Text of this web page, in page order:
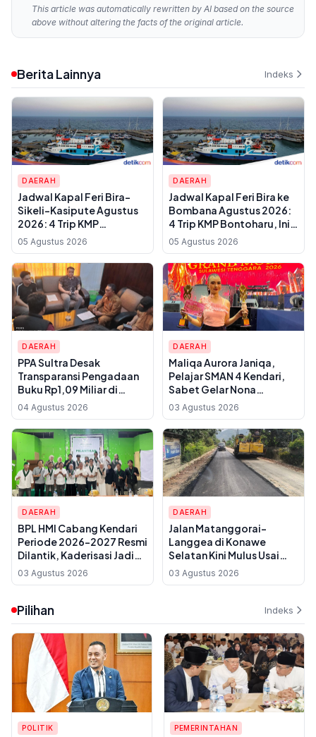
This article was automatically rewritten by AI based on the source
above without altering the facts of the original article.
Berita Lainnya Indeks
DAERAH
Jadwal Kapal Feri Bira-
Sikeli-Kasipute Agustus
2026: 4 Trip KMP
Bontoharu dan Rincian
Harga Tiket Dewasa
hingga Kendaraan
Golongan IX
05 Agustus 2026
DAERAH
Jadwal Kapal Feri Bira ke
Bombana Agustus 2026:
4 Trip KMP Bontoharu, Ini
Rincian Harga Tiket
Dewasa hingga Golongan
IX
05 Agustus 2026
DAERAH
PPA Sultra Desak
Transparansi Pengadaan
Buku Rp1,09 Miliar di
Konawe, Plt Kadis Dikbud
Buka Suara soal Dua
Paket Anggaran
04 Agustus 2026
DAERAH
Maliqa Aurora Janiqa,
Pelajar SMAN 4 Kendari,
Sabet Gelar Nona
Indonesia Sultra 2026 dan
Siap Berlaga di
Yogyakarta
03 Agustus 2026
DAERAH
BPL HMI Cabang Kendari
Periode 2026-2027 Resmi
Dilantik, Kaderisasi Jadi
Prioritas Utama
03 Agustus 2026
DAERAH
Jalan Matanggorai–
Langgea di Konawe
Selatan Kini Mulus Usai
Dihabiskan Rp 7 Miliar,
Warga Sebut Baru
03 Agustus 2026
Pilihan Indeks
POLITIK PEMERINTAHAN